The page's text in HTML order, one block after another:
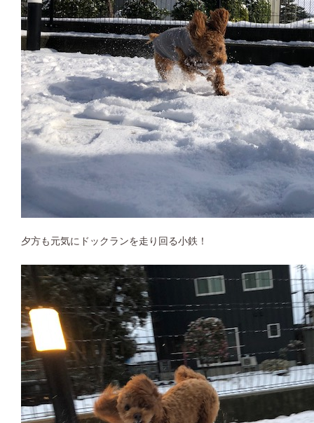
夕方も元気にドックランを走り回る小鉄！